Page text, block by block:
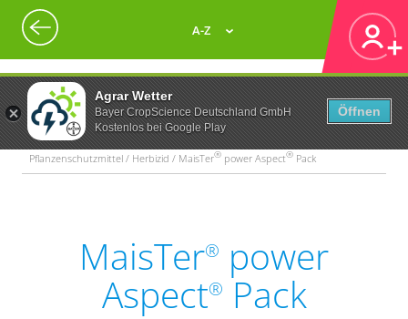
Agrar Wetter
Bayer CropScience Deutschland GmbH
Kostenlos bei Google Play
Öffnen
A-Z
Pflanzenschutzmittel / Herbizid / MaisTer® power Aspect® Pack
MaisTer® power
Aspect® Pack